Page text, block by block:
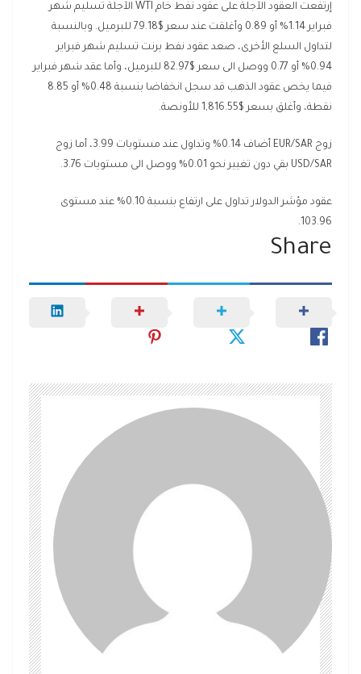
إرتفعت العقود الآجلة على عقود نفط خام WTI الآجلة تسليم شهر
فبراير 1.14% أو 0.89 وأغلقت عند سعر $79.18 للبرميل. وبالنسبة
لتداول السلع الأخرى، صعد عقود نفط برنت تسليم شهر فبراير
0.94% أو 0.77 ووصل الى سعر $82.97 للبرميل، وأما عقد شهر فبراير
فيما يخص عقود الذهب قد سجل انخفاضا بنسبة 0.48% أو 8.85
نقطة، وأغلق بسعر $1,816.55 للأونصة.
زوج EUR/SAR أضاف 0.14% وتداول عند مستويات 3.99، أما زوج
USD/SAR بقي دون تغيير نحو 0.01% ووصل الى مستويات 3.76.
عقود مؤشر الدولار تداول على ارتفاع بنسبة 0.10% عند مستوى
103.96.
Share